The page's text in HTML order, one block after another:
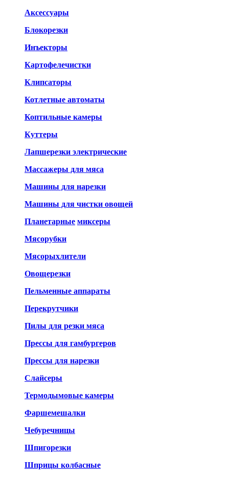
Аксессуары
Блокорезки
Инъекторы
Картофелечистки
Клипсаторы
Котлетные автоматы
Коптильные камеры
Куттеры
Лапшерезки электрические
Массажеры для мяса
Машины для нарезки
Машины для чистки овощей
Планетарные миксеры
Мясорубки
Мясорыхлители
Овощерезки
Пельменные аппараты
Перекрутчики
Пилы для резки мяса
Прессы для гамбургеров
Прессы для нарезки
Слайсеры
Термодымовые камеры
Фаршемешалки
Чебуречницы
Шпигорезки
Шприцы колбасные